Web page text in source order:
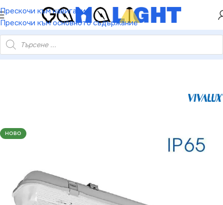
Прескочи към навигация
Прескочи към основното съдържание
НАМАЛЕНИЕ ОТ 5%
осветително тяло JEX PC BASE 222 LED 1200 mm 2хG13
НОВО